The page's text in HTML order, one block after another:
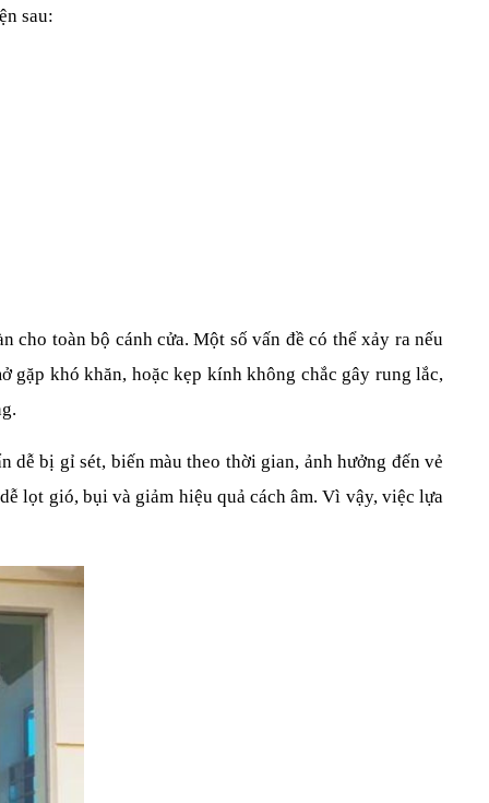
sau:
cho toàn bộ cánh cửa. Một số vấn đề có thể xảy ra nếu
gặp khó khăn, hoặc kẹp kính không chắc gây rung lắc,
bị gỉ sét, biến màu theo thời gian, ảnh hưởng đến vẻ
lọt gió, bụi và giảm hiệu quả cách âm. Vì vậy, việc lựa